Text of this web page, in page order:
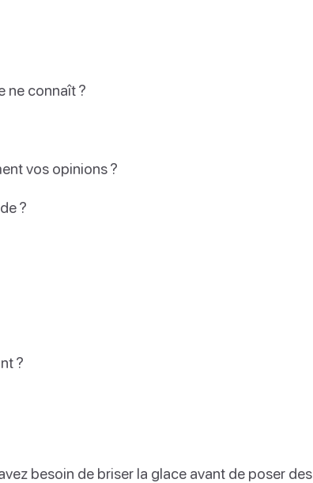
ne connaît ?
vos opinions ?
?
?
besoin de briser la glace avant de poser des